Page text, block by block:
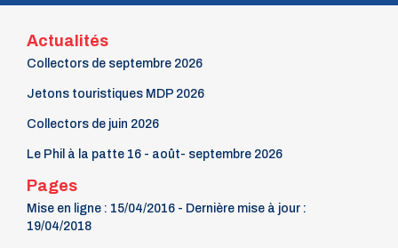
Actualités
Collectors de septembre 2026
Jetons touristiques MDP 2026
Collectors de juin 2026
Le Phil à la patte 16 - août- septembre 2026
Pages
Mise en ligne : 15/04/2016 - Dernière mise à jour :
19/04/2018